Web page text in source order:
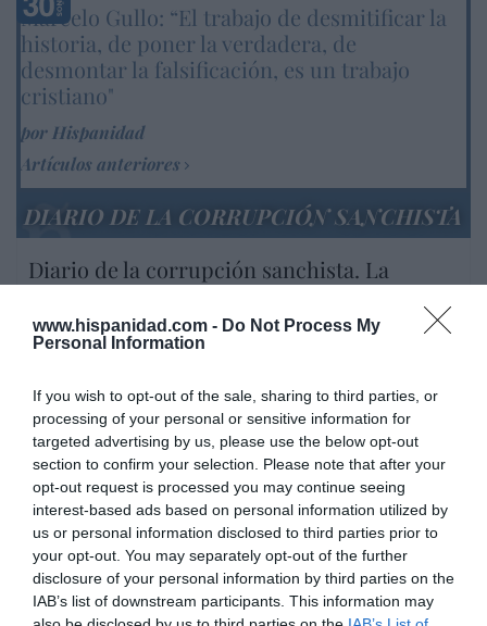
www.hispanidad.com - Do Not Process My
Personal Information
If you wish to opt-out of the sale, sharing to third parties, or
processing of your personal or sensitive information for
targeted advertising by us, please use the below opt-out
section to confirm your selection. Please note that after your
opt-out request is processed you may continue seeing
interest-based ads based on personal information utilized by
us or personal information disclosed to third parties prior to
your opt-out. You may separately opt-out of the further
disclosure of your personal information by third parties on the
IAB’s list of downstream participants. This information may
Marcelo Gullo: “El trabajo de desmitificar la
historia, de poner la verdadera, de
desmontar la falsificación, es un trabajo
cristiano"
por Hispanidad
Artículos anteriores
DIARIO DE LA CORRUPCIÓN SANCHISTA
Diario de la corrupción sanchista. La
Audiencia Nacional prorroga seis meses la
investigación del caso Koldo, ante el
ingente material incautado por la UCO
Artículos anteriores
Opinión
Enormes minucias
por Eulogio López